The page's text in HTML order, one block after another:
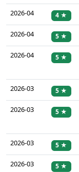
2026-04 4 ★
2026-04 5 ★
2026-04 5 ★
2026-03 5 ★
2026-03 5 ★
2026-03 5 ★
2026-03 5 ★